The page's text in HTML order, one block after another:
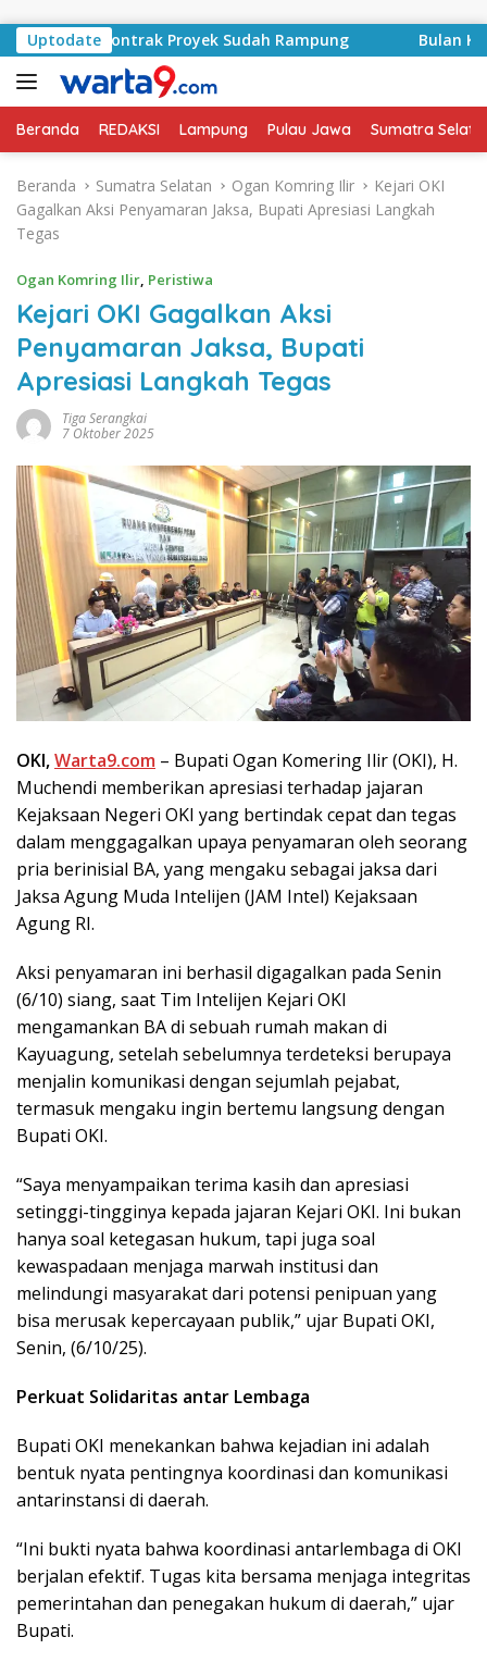
Uptodate
Kontrak Proyek Sudah Rampung Bulan
Beranda REDAKSI Lampung Pulau Jawa Sumatra
Beranda Sumatra Selatan Ogan Komring Ilir
Kejari OKI
Gagalkan Aksi Penyamaran Jaksa, Bupati Apresiasi Langkah
Tegas
Ogan Komring Ilir, Peristiwa
Kejari OKI Gagalkan Aksi
Penyamaran Jaksa, Bupati
Apresiasi Langkah Tegas
Tiga Serangkai
7 Oktober 2025
OKI,Warta9.com – Bupati Ogan Komering Ilir (OKI), H.
Muchendi memberikan apresiasi terhadap jajaran
Kejaksaan Negeri OKI yang bertindak cepat dan tegas
dalam menggagalkan upaya penyamaran oleh seorang
pria berinisial BA, yang mengaku sebagai jaksa dari
Jaksa Agung Muda Intelijen (JAM Intel) Kejaksaan
Agung RI.
Aksi penyamaran ini berhasil digagalkan pada Senin
(6/10) siang, saat Tim Intelijen Kejari OKI
mengamankan BA di sebuah rumah makan di
Kayuagung, setelah sebelumnya terdeteksi berupaya
menjalin komunikasi dengan sejumlah pejabat,
termasuk mengaku ingin bertemu langsung dengan
Bupati OKI.
“Saya menyampaikan terima kasih dan apresiasi
setinggi-tingginya kepada jajaran Kejari OKI. Ini bukan
hanya soal ketegasan hukum, tapi juga soal
kewaspadaan menjaga marwah institusi dan
melindungi masyarakat dari potensi penipuan yang
bisa merusak kepercayaan publik,” ujar Bupati OKI,
Senin, (6/10/25).
Perkuat Solidaritas antar Lembaga
Bupati OKI menekankan bahwa kejadian ini adalah
bentuk nyata pentingnya koordinasi dan komunikasi
antarinstansi di daerah.
“Ini bukti nyata bahwa koordinasi antarlembaga di OKI
berjalan efektif. Tugas kita bersama menjaga integritas
pemerintahan dan penegakan hukum di daerah,” ujar
Bupati.